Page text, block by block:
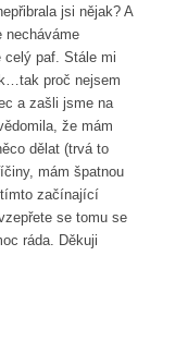
jsi nějak? A
necháváme
paf. Stále mi
proč nejsem
a zašli jsme na
že mám
dělat (trvá to
mám špatnou
začínající
se tomu se
ráda. Děkuji